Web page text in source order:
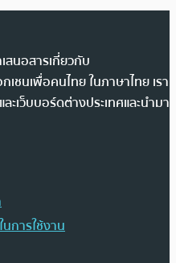
สนอสารเกี่ยวกับ
เชนเพื่อคนไทย ในภาษาไทย เรา
เว็บบอร์ดต่างประเทศและนำมา
การใช้งาน